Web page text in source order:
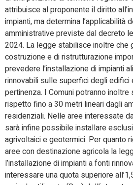
attribuisce al proponente il diritto
impianti, ma determina l’applicabilità
amministrative previste dal decreto
2024. La legge stabilisce inoltre che
costruzione e di ristrutturazione
prevedere l’installazione di impianti
rinnovabili sulle superfici degli edifici
pertinenza. I Comuni potranno
rispetto fino a 30 metri lineari dagli
residenziali. Nelle aree interessate
sarà infine possibile installare
agrivoltaici e geotermici. Per quanto
aree con destinazione agricola la
l’installazione di impianti a fonti
interessare una quota superiore